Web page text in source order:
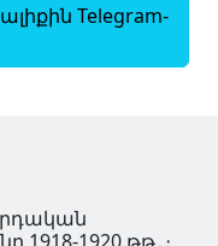
Telegram-